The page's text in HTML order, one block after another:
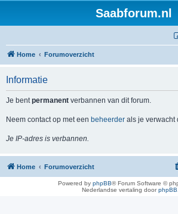
Saabforum.nl
Home Forumoverzicht
Informatie
Je bentpermanent verbannen van dit forum.
Neem contact op met een beheerder als je verwacht
Je IP-adres is verbannen.
Home Forumoverzicht
Powered by phpBB® Forum Software ©
Nederlandse vertaling door